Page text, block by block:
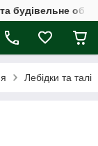
будівельне
Лебідки та талі